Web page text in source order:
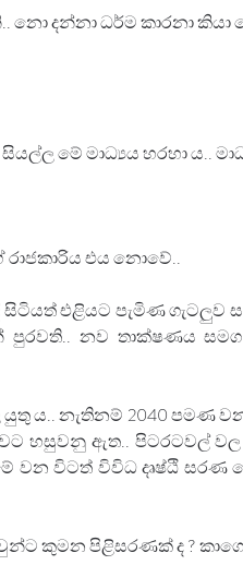
දන්නා ධර්ම කාරනා කියා
මේ මාධ්‍යය හරහා ය..
එය නොවේ..
සිටියත් එළියට පැමිණ ගැටලුව
පුරවති.. නව තාක්ෂණය
ය.. නැතිනම් 2040 පමණ
හසුවනු ඇත.. පිටරටවල්
වන විටත් විවිධ දෘෂ්ඨි
කුමන පිළිසරණක් ද ?